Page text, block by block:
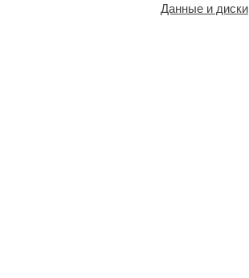
Данные и диски